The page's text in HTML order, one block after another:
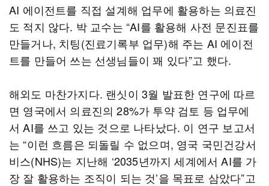
AI 에이전트를 직접 설계해 업무에 활용하는 의료진
도 적지 않다. 박 교수는 “AI를 활용해 사전 문진표를
만들거나, 치팅(진료기록부 업무)해 주는 AI 에이전
트를 만들어 쓰는 선생님들이 꽤 있다”고 했다.
해외도 마찬가지다. 랜싯이 3월 발표한 연구에 따르
면 영국에서 의료진의 28%가 투약 검토 등 업무에
서 AI를 쓰고 있는 것으로 나타났다. 이 연구 보고서
는 “이런 흐름은 되돌릴 수 없으며, 영국 국민건강서
비스(NHS)는 지난해 ‘2035년까지 세계에서 AI를 가
장 잘 활용하는 조직이 되는 것’을 목표로 삼았다”고